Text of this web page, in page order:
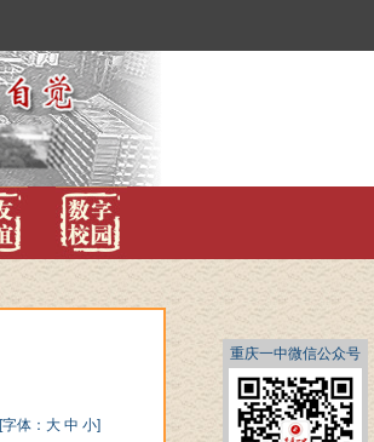
[字体： 大 中 小]
重庆一中微信公众号